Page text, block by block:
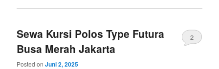
Sewa Kursi Polos Type Futura
Busa Merah Jakarta
Posted onJuni 2, 2025
2